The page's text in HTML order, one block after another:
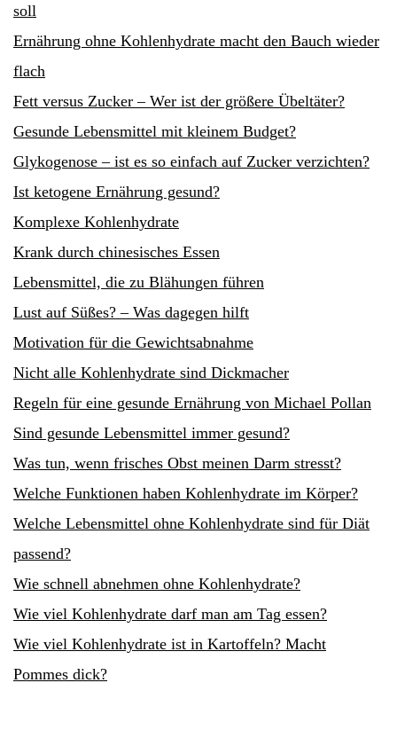
soll
Ernährung ohne Kohlenhydrate macht den Bauch wieder
flach
Fett versus Zucker – Wer ist der größere Übeltäter?
Gesunde Lebensmittel mit kleinem Budget?
Glykogenose – ist es so einfach auf Zucker verzichten?
Ist ketogene Ernährung gesund?
Komplexe Kohlenhydrate
Krank durch chinesisches Essen
Lebensmittel, die zu Blähungen führen
Lust auf Süßes? – Was dagegen hilft
Motivation für die Gewichtsabnahme
Nicht alle Kohlenhydrate sind Dickmacher
Regeln für eine gesunde Ernährung von Michael Pollan
Sind gesunde Lebensmittel immer gesund?
Was tun, wenn frisches Obst meinen Darm stresst?
Welche Funktionen haben Kohlenhydrate im Körper?
Welche Lebensmittel ohne Kohlenhydrate sind für Diät
passend?
Wie schnell abnehmen ohne Kohlenhydrate?
Wie viel Kohlenhydrate darf man am Tag essen?
Wie viel Kohlenhydrate ist in Kartoffeln? Macht
Pommes dick?